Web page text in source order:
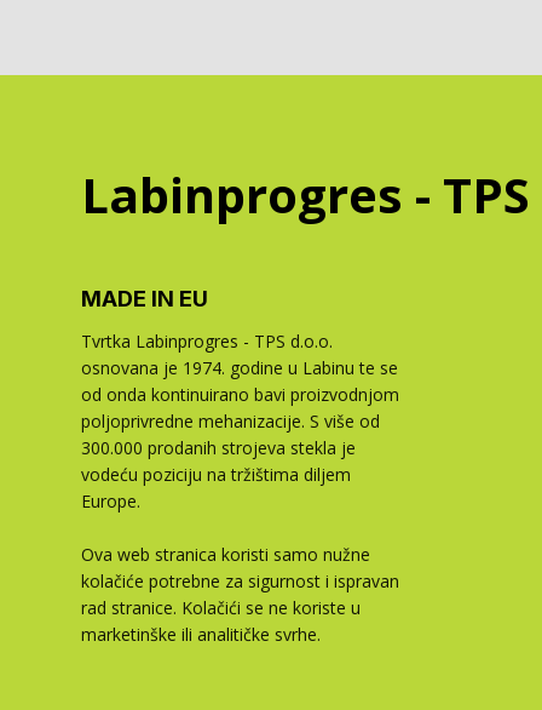
Labinprogres - TPS
MADE IN EU
Tvrtka Labinprogres - TPS d.o.o.
osnovana je 1974. godine u Labinu te se
od onda kontinuirano bavi proizvodnjom
poljoprivredne mehanizacije. S više od
300.000 prodanih strojeva stekla je
vodeću poziciju na tržištima diljem
Europe.
Ova web stranica koristi samo nužne
kolačiće potrebne za sigurnost i ispravan
rad stranice. Kolačići se ne koriste u
marketinške ili analitičke svrhe.